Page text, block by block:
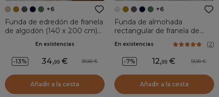
+6
Funda de edredón de franela
de algodón (140 x 200 cm)
En existencias
-13% 34,99 39,99
Añadir a la cesta
+6
Funda de almohada
rectangular de franela de
cuadros Beige
En existencias (2)
-7% 12,99 13,99
Añadir a la cesta